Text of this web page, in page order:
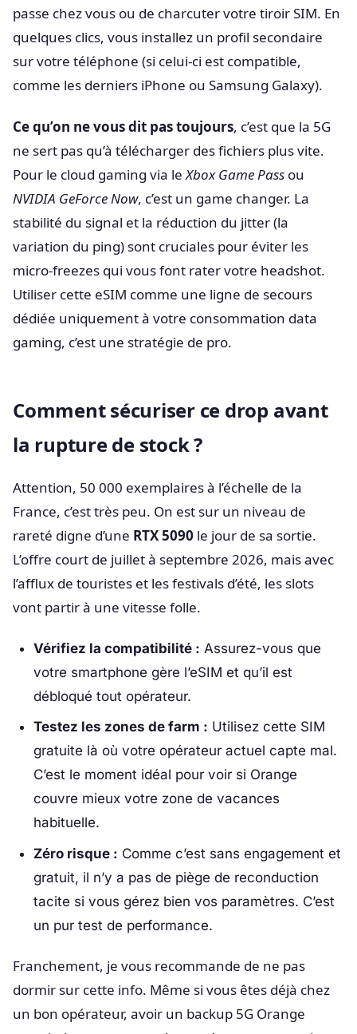
passe chez vous ou de charcuter votre tiroir SIM. En
quelques clics, vous installez un profil secondaire
sur votre téléphone (si celui-ci est compatible,
comme les derniers iPhone ou Samsung Galaxy).
Ce qu’on ne vous dit pas toujours, c’est que la 5G
ne sert pas qu’à télécharger des fichiers plus vite.
Pour le cloud gaming via le Xbox Game Pass ou
NVIDIA GeForce Now, c’est un game changer. La
stabilité du signal et la réduction du jitter (la
variation du ping) sont cruciales pour éviter les
micro-freezes qui vous font rater votre headshot.
Utiliser cette eSIM comme une ligne de secours
dédiée uniquement à votre consommation data
gaming, c’est une stratégie de pro.
Comment sécuriser ce drop avant
la rupture de stock ?
Attention, 50 000 exemplaires à l’échelle de la
France, c’est très peu. On est sur un niveau de
rareté digne d’une RTX 5090 le jour de sa sortie.
L’offre court de juillet à septembre 2026, mais avec
l’afflux de touristes et les festivals d’été, les slots
vont partir à une vitesse folle.
Vérifiez la compatibilité : Assurez-vous que
votre smartphone gère l’eSIM et qu’il est
débloqué tout opérateur.
Testez les zones de farm : Utilisez cette SIM
gratuite là où votre opérateur actuel capte mal.
C’est le moment idéal pour voir si Orange
couvre mieux votre zone de vacances
habituelle.
Zéro risque : Comme c’est sans engagement et
gratuit, il n’y a pas de piège de reconduction
tacite si vous gérez bien vos paramètres. C’est
un pur test de performance.
Franchement, je vous recommande de ne pas
dormir sur cette info. Même si vous êtes déjà chez
un bon opérateur, avoir un backup 5G Orange